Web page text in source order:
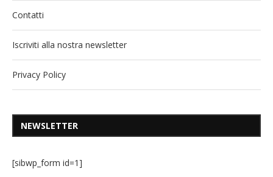
Contatti
Iscriviti alla nostra newsletter
Privacy Policy
NEWSLETTER
[sibwp_form id=1]